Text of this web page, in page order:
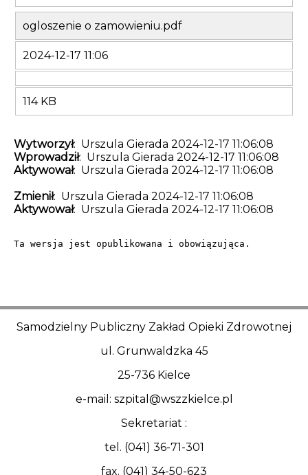
ogloszenie o zamowieniu.pdf
2024-12-17 11:06
114 KB
Wytworzył: Urszula Gierada 2024-12-17 11:06:08
Wprowadził: Urszula Gierada 2024-12-17 11:06:08
Aktywował: Urszula Gierada 2024-12-17 11:06:08
Zmienił: Urszula Gierada 2024-12-17 11:06:08
Aktywował: Urszula Gierada 2024-12-17 11:06:08
Ta wersja jest opublikowana i obowiązująca.
Samodzielny Publiczny Zakład Opieki Zdrowotnej
ul. Grunwaldzka 45
25-736 Kielce
e-mail: szpital@wszzkielce.pl
Sekretariat :
tel. (041) 36-71-301
fax. (041) 34-50-623